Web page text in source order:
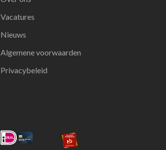
Vacatures
Nieuws
Algemene voorwaarden
Privacybeleid